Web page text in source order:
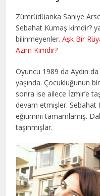
Zümrüdüanka Saniye
Sebahat Kumaş kimdir?
bilinmeyenler.Aşk Bir
Azim Kimdir?
Oyuncu 1989 da Aydın
yaşında. Çocukluğunun
sonra ise ailece İzmir’e
devam etmişler. Sebahat
eğitimini tamamlamış.
taşınmışlar.